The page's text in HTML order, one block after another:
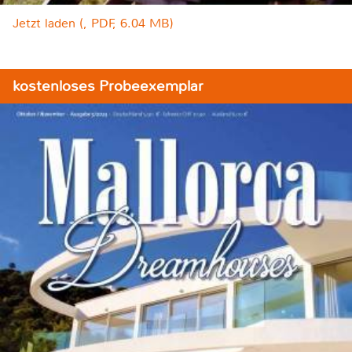
Jetzt laden (, PDF, 6.04 MB)
kostenloses Probeexemplar